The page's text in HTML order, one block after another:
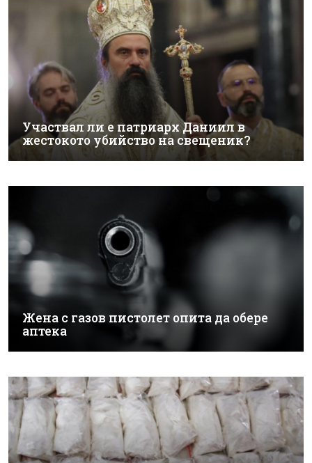
Участвал ли е патриарх Даниил в
жестокото убийство на свещеник?
Жена с газов пистолет опита да обере
аптека